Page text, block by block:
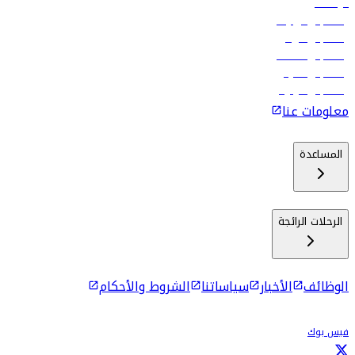
رحلات إلى تبيليسي
رحلات إلى الرياض
رحلات إلى مسقط
رحلات إلى ماليه
رحلات إلى كولومبو
معلومات عنا
المساعدة
الرحلات الرائجة
الوظائف الأخبار سياساتنا الشروط والأحكام
فيس بوك